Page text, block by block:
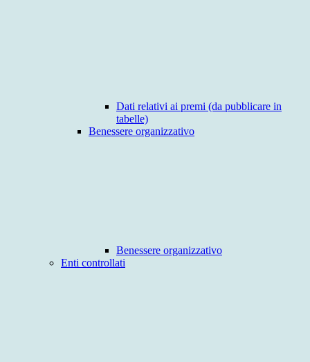
Dati relativi ai premi (da pubblicare in
tabelle)
Benessere organizzativo
Benessere organizzativo
Enti controllati